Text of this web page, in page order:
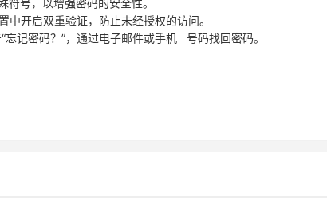
号，以增强密码的安全性。
开启双重验证，防止未经授权的访问。
记密码？”，通过电子邮件或手机 号码找回密码。